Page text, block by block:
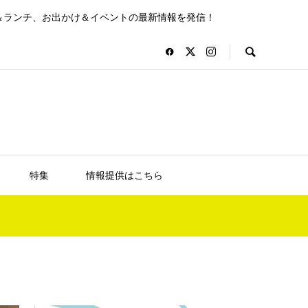
ンチ、お出かけ＆イベントの最新情報を発信！
特集 情報提供はこちら